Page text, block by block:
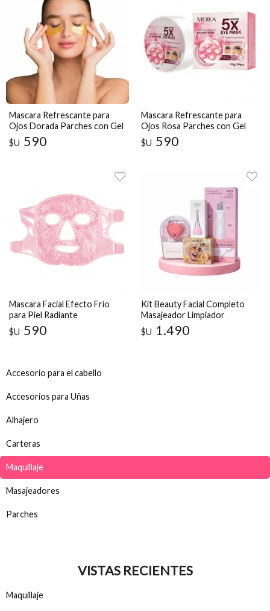
Accesorio para el cabello
Accesorios para Uñas
Alhajero
Carteras
Maquillaje
Masajeadores
Parches
Mascara Refrescante para
Ojos Dorada Parches con Gel
Frío y Calor
$U 590
Mascara Refrescante para
Ojos Rosa Parches con Gel
Frío y Calor
$U 590
Mascara Facial Efecto Frío
para Piel Radiante
$U 590
Kit Beauty Facial Completo
Masajeador Limpiador
Parches Ojos
$U 1.490
VISTAS RECIENTES
Maquillaje